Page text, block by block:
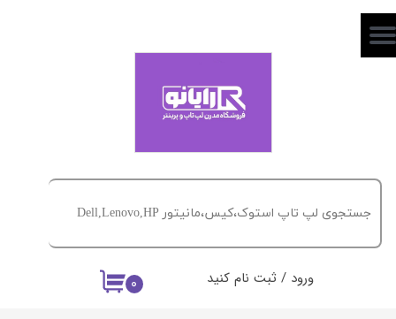
۰ ورود / ثبت نام کنید
حساب کاربری من
خروج از حساب کاربری